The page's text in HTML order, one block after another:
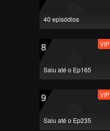
40 episódios
8
Saiu até o Ep165
VIP
9
Saiu até o Ep235
VIP